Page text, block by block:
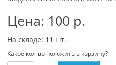
Цена: 100 р.
На складе: 11 шт.
Какое кол-во положить в корзину?